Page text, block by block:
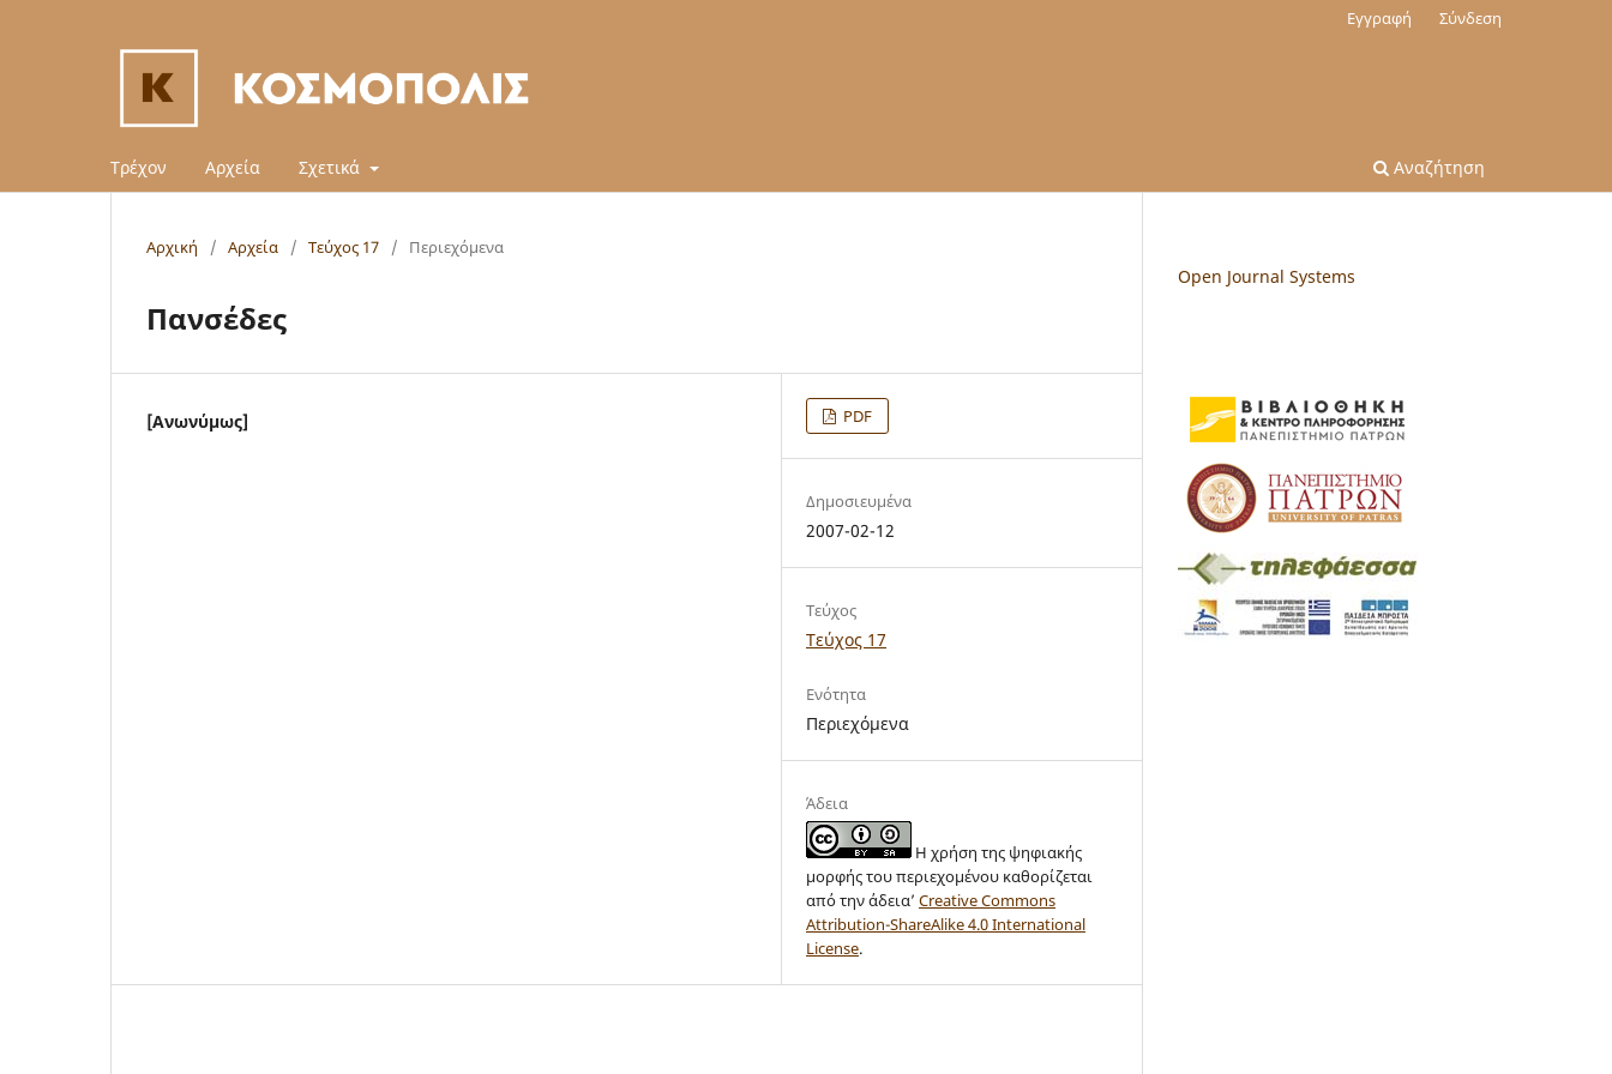
Τρέχον Αρχεία Σχετικά Αναζήτηση
Εγγραφή Σύνδεση
Αρχική / Αρχεία / Τεύχος 17 / Περιεχόμενα
Πανσέδες
[Ανωνύμως] PDF
Δημοσιευμένα
2007-02-12
Τεύχος
Τεύχος 17
Ενότητα
Περιεχόμενα
Άδεια
Η χρήση της ψηφιακής
μορφής του περιεχομένου καθορίζεται
από την άδεια’Creative Commons
Attribution-ShareAlike 4.0 International
License.
Open Journal Systems